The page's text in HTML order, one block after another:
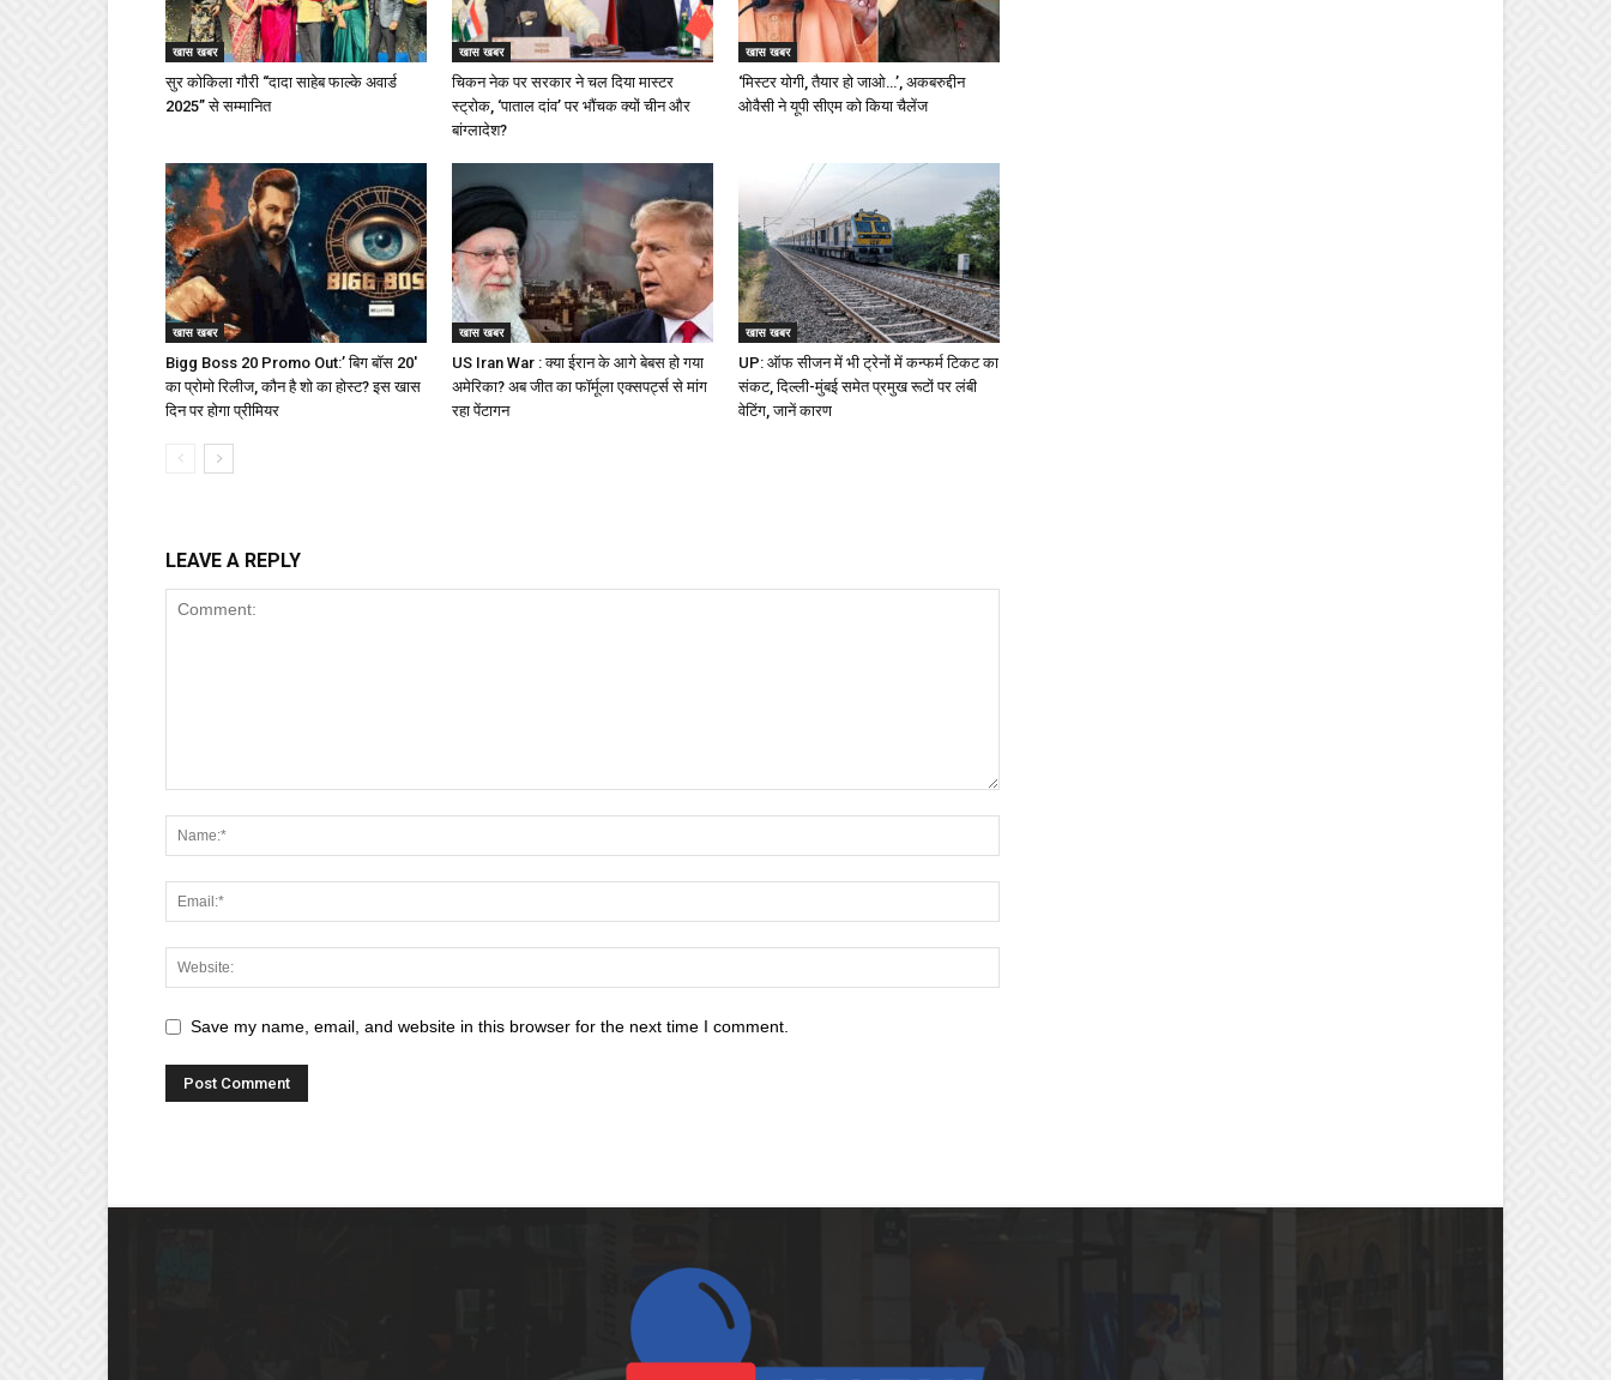
खास खबर
सुर कोकिला गौरी “दादा साहेब फाल्के अवार्ड
2025” से सम्मानित
खास खबर
चिकन नेक पर सरकार ने चल दिया मास्टर
स्ट्रोक, ‘पाताल दांव’ पर भौंचक क्यों चीन और
बांग्लादेश?
खास खबर
‘मिस्टर योगी, तैयार हो जाओ…’, अकबरुद्दीन
ओवैसी ने यूपी सीएम को किया चैलेंज
खास खबर
Bigg Boss 20 Promo Out:’ बिग बॉस 20′
का प्रोमो रिलीज, कौन है शो का होस्ट? इस खास
दिन पर होगा प्रीमियर
खास खबर
US Iran War : क्या ईरान के आगे बेबस हो गया
अमेरिका? अब जीत का फॉर्मूला एक्सपर्ट्स से मांग
रहा पेंटागन
खास खबर
UP: ऑफ सीजन में भी ट्रेनों में कन्फर्म टिकट का
संकट, दिल्ली-मुंबई समेत प्रमुख रूटों पर लंबी
वेटिंग, जानें कारण
LEAVE A REPLY
Save my name, email, and website in this browser for the next time I comment.